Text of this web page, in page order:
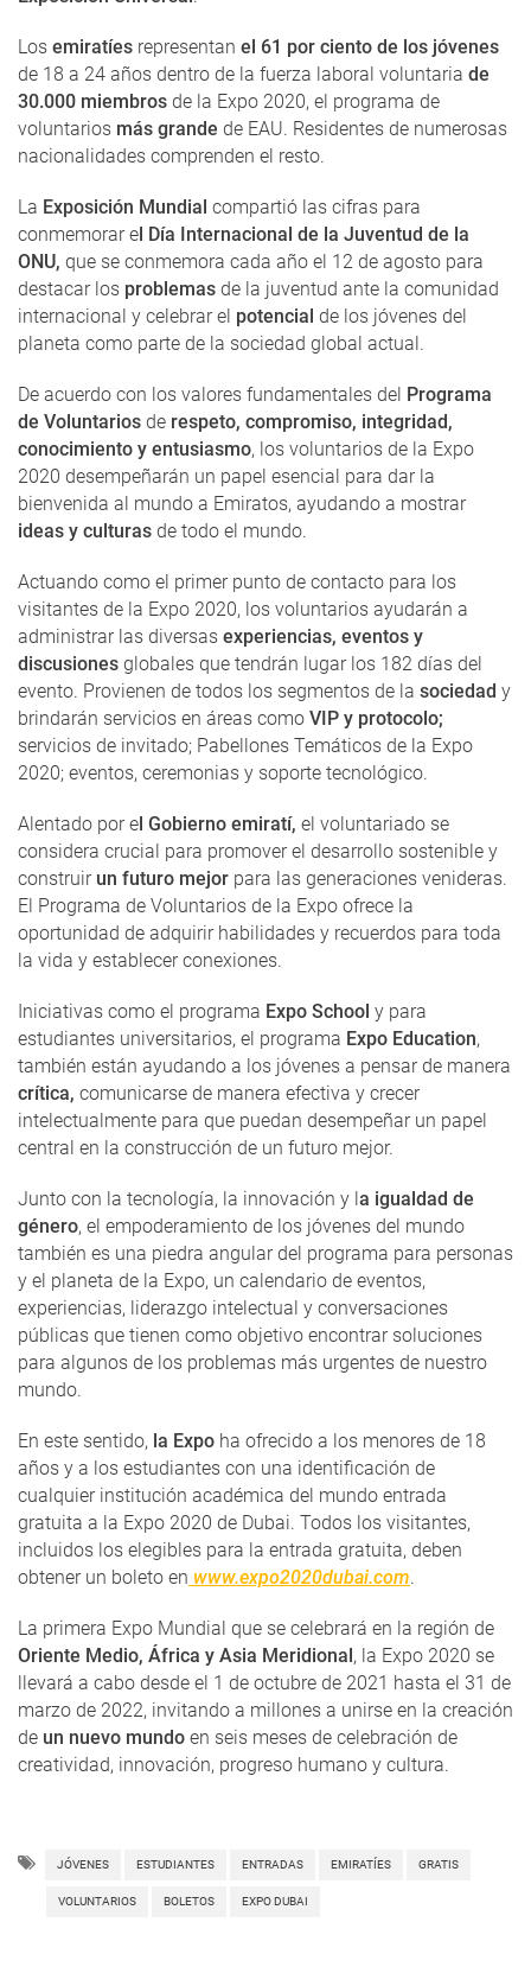
Los emiratíes representan el 61 por ciento de los jóvenes
de 18 a 24 años dentro de la fuerza laboral voluntaria de
30.000 miembros de la Expo 2020, el programa de
voluntarios más grande de EAU. Residentes de numerosas
nacionalidades comprenden el resto.
La Exposición Mundial compartió las cifras para
conmemorar el Día Internacional de la Juventud de la
ONU, que se conmemora cada año el 12 de agosto para
destacar los problemas de la juventud ante la comunidad
internacional y celebrar el potencial de los jóvenes del
planeta como parte de la sociedad global actual.
De acuerdo con los valores fundamentales del Programa
de Voluntarios de respeto, compromiso, integridad,
conocimiento y entusiasmo, los voluntarios de la Expo
2020 desempeñarán un papel esencial para dar la
bienvenida al mundo a Emiratos, ayudando a mostrar
ideas y culturas de todo el mundo.
Actuando como el primer punto de contacto para los
visitantes de la Expo 2020, los voluntarios ayudarán a
administrar las diversas experiencias, eventos y
discusiones globales que tendrán lugar los 182 días del
evento. Provienen de todos los segmentos de la sociedad y
brindarán servicios en áreas como VIP y protocolo;
servicios de invitado; Pabellones Temáticos de la Expo
2020; eventos, ceremonias y soporte tecnológico.
Alentado por el Gobierno emiratí, el voluntariado se
considera crucial para promover el desarrollo sostenible y
construirun futuro mejor para las generaciones venideras.
El Programa de Voluntarios de la Expo ofrece la
oportunidad de adquirir habilidades y recuerdos para toda
la vida y establecer conexiones.
Iniciativas como el programa Expo School y para
estudiantes universitarios, el programa Expo Education,
también están ayudando a los jóvenes a pensar de manera
crítica, comunicarse de manera efectiva y crecer
intelectualmente para que puedan desempeñar un papel
central en la construcción de un futuro mejor.
Junto con la tecnología, la innovación y la igualdad de
género, el empoderamiento de los jóvenes del mundo
también es una piedra angular del programa para personas
y el planeta de la Expo, un calendario de eventos,
experiencias, liderazgo intelectual y conversaciones
públicas que tienen como objetivo encontrar soluciones
para algunos de los problemas más urgentes de nuestro
mundo.
En este sentido, la Expo ha ofrecido a los menores de 18
años y a los estudiantes con una identificación de
cualquier institución académica del mundo entrada
gratuita a la Expo 2020 de Dubai. Todos los visitantes,
incluidos los elegibles para la entrada gratuita, deben
obtener un boleto en www.expo2020dubai.com.
La primera Expo Mundial que se celebrará en la región de
Oriente Medio, África y Asia Meridional, la Expo 2020 se
llevará a cabo desde el 1 de octubre de 2021 hasta el 31 de
marzo de 2022, invitando a millones a unirse en la creación
de un nuevo mundo en seis meses de celebración de
creatividad, innovación, progreso humano y cultura.
JÓVENES ESTUDIANTES ENTRADAS EMIRATÍES GRATIS
VOLUNTARIOS BOLETOS EXPO DUBAI